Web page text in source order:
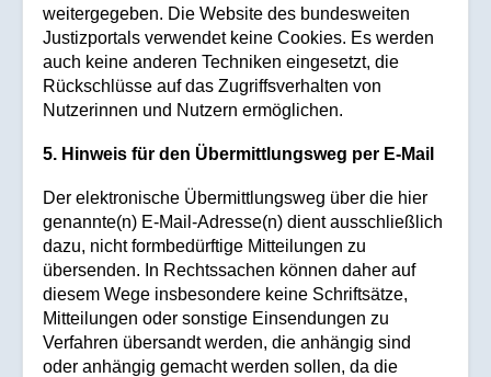
weitergegeben. Die Website des bundesweiten
Justizportals verwendet keine Cookies. Es werden
auch keine anderen Techniken eingesetzt, die
Rückschlüsse auf das Zugriffsverhalten von
Nutzerinnen und Nutzern ermöglichen.
5. Hinweis für den Übermittlungsweg per E-Mail
Der elektronische Übermittlungsweg über die hier
genannte(n) E-Mail-Adresse(n) dient ausschließlich
dazu, nicht formbedürftige Mitteilungen zu
übersenden. In Rechtssachen können daher auf
diesem Wege insbesondere keine Schriftsätze,
Mitteilungen oder sonstige Einsendungen zu
Verfahren übersandt werden, die anhängig sind
oder anhängig gemacht werden sollen, da die